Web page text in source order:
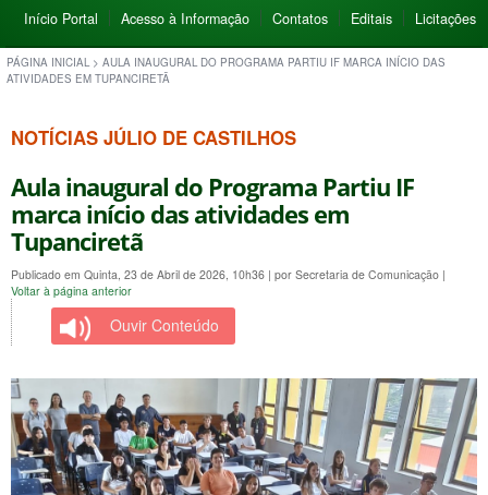
Início Portal Acesso à Informação Contatos Editais Licitações
PÁGINA INICIAL > AULA INAUGURAL DO PROGRAMA PARTIU IF MARCA INÍCIO DAS
ATIVIDADES EM TUPANCIRETÃ
NOTÍCIAS JÚLIO DE CASTILHOS
Aula inaugural do Programa Partiu IF
marca início das atividades em
Tupanciretã
Publicado em Quinta, 23 de Abril de 2026, 10h36 | por Secretaria de Comunicação |
Voltar à página anterior
Ouvir Conteúdo